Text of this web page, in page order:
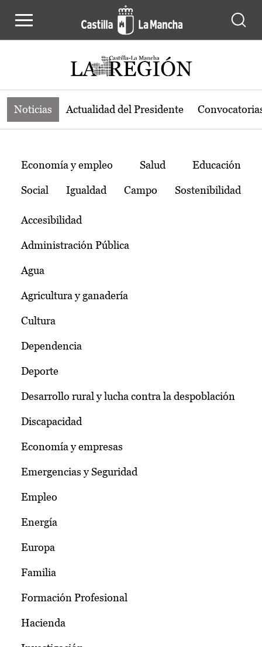
Noticias de la región de Castilla-La
Noticias Actualidad del Presidente
Temas
Economía y empleo Salud Educación
Social Igualdad Campo Sostenibilidad
Accesibilidad
Administración Pública
Agua
Agricultura y ganadería
Cultura
Dependencia
Deporte
Desarrollo rural y lucha contra la despoblación
Discapacidad
Economía y empresas
Emergencias y Seguridad
Empleo
Energía
Europa
Familia
Formación Profesional
Hacienda